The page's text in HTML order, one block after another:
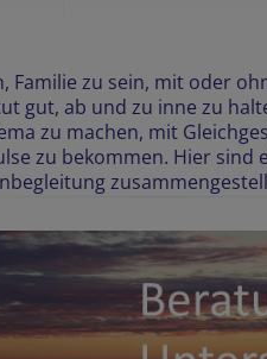
Familie zu sein, mit oder
gut, ab und zu inne zu
zu machen, mit
zu bekommen. Hier sind